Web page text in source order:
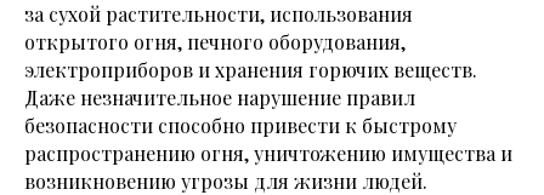
за сухой растительности, использования
открытого огня, печного оборудования,
электроприборов и хранения горючих веществ.
Даже незначительное нарушение правил
безопасности способно привести к быстрому
распространению огня, уничтожению имущества и
возникновению угрозы для жизни людей.